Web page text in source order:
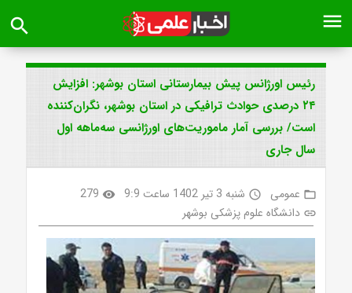
menu
search
رئیس اورژانس پیش بیمارستانی استان بوشهر: افزایش
۲۴ درصدی حوادث ترافیکی در استان بوشهر، نگران‌کننده
است/ بررسی آمار ماموریت‌های اورژانسی سه‌ماهه اول
سال جاری
folder_open عمومی access_time شنبه 3 تیر 1402 ساعت 9:9 visibility
279
link دانشگاه علوم پزشکی بوشهر